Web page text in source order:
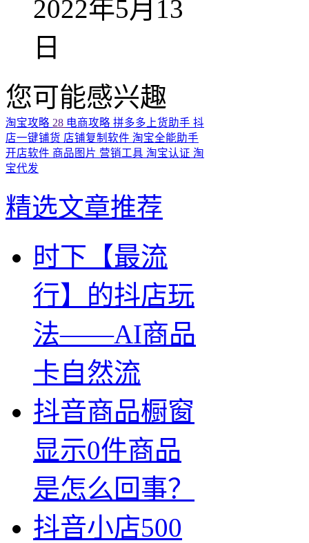
2022年5月13
日
您可能感兴趣
淘宝攻略 28 电商攻略 拼多多上货助手 抖
店一键铺货 店铺复制软件 淘宝全能助手
开店软件 商品图片 营销工具 淘宝认证 淘
宝代发
精选文章推荐
时下【最流
行】的抖店玩
法——AI商品
卡自然流
抖音商品橱窗
显示0件商品
是怎么回事？
抖音小店500